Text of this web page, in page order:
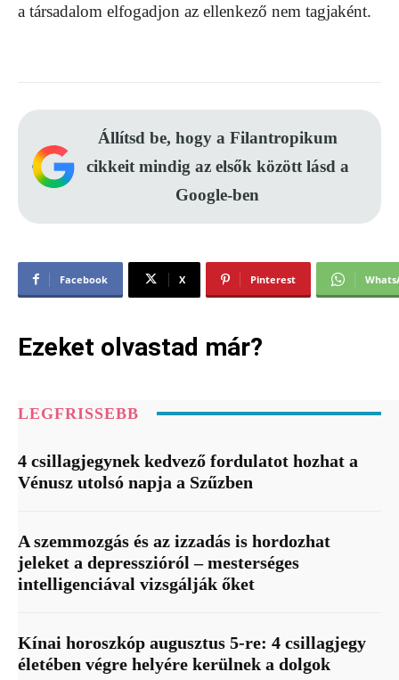
a társadalom elfogadjon az ellenkező nem tagjaként.
Állítsd be, hogy a Filantropikum
cikkeit mindig az elsők között lásd a
Google-ben
Facebook X Pinterest
Ezeket olvastad már?
LEGFRISSEBB
4 csillagjegynek kedvező fordulatot hozhat a
Vénusz utolsó napja a Szűzben
A szemmozgás és az izzadás is hordozhat
jeleket a depresszióról – mesterséges
intelligenciával vizsgálják őket
Kínai horoszkóp augusztus 5-re: 4 csillagjegy
életében végre helyére kerülnek a dolgok